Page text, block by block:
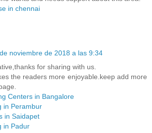
in chennai
noviembre de 2018 a las 9:34
for sharing with us.
the readers more enjoyable.keep add more
Centers in Bangalore
in Perambur
in Saidapet
in Padur